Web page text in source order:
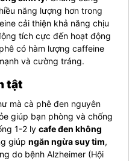
năng lượng hơn trong
cải thiện khả năng chịu
tích cực đến hoạt động
có hàm lượng caffeine
và cường tráng.
tật
mà cà phê đen nguyên
giúp bạn phòng và chống
1-2 ly cafe đen không
giúp ngăn ngừa suy tim,
do bệnh Alzheimer (Hội